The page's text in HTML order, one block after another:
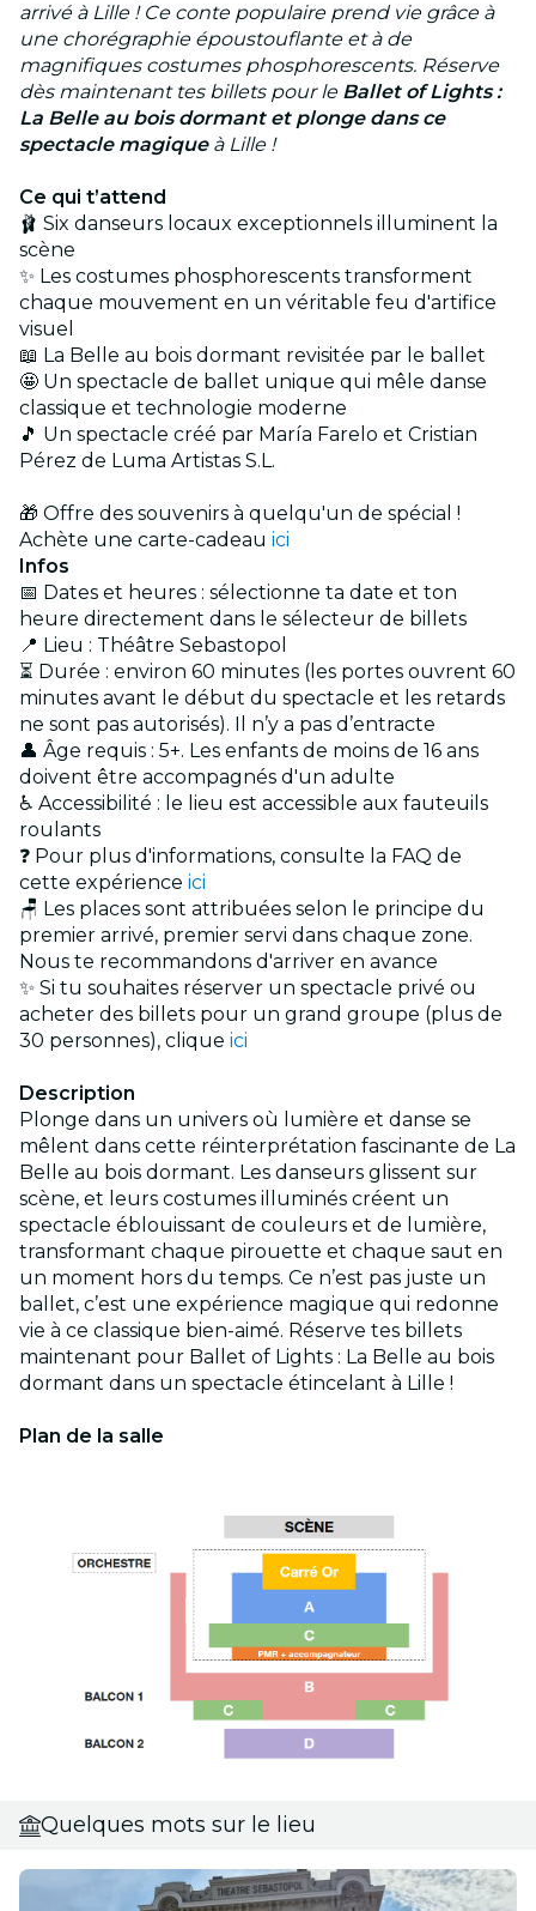
arrivé à Lille ! Ce conte populaire prend vie grâce à
une chorégraphie époustouflante et à de
magnifiques costumes phosphorescents. Réserve
dès maintenant tes billets pour le Ballet of Lights :
La Belle au bois dormant et plonge dans ce
spectacle magiqueà Lille !
Ce qui t’attend
🩰 Six danseurs locaux exceptionnels illuminent la
scène
✨ Les costumes phosphorescents transforment
chaque mouvement en un véritable feu d'artifice
visuel
📖 La Belle au bois dormant revisitée par le ballet
🤩 Un spectacle de ballet unique qui mêle danse
classique et technologie moderne
🎵 Un spectacle créé par María Farelo et Cristian
Pérez de Luma Artistas S.L.
🎁 Offre des souvenirs à quelqu'un de spécial !
Achète une carte-cadeau ici
Infos
📅 Dates et heures : sélectionne ta date et ton
heure directement dans le sélecteur de billets
📍 Lieu : Théâtre Sebastopol
⏳ Durée : environ 60 minutes (les portes ouvrent 60
minutes avant le début du spectacle et les retards
ne sont pas autorisés). Il n’y a pas d’entracte
👤 Âge requis : 5+. Les enfants de moins de 16 ans
doivent être accompagnés d'un adulte
♿ Accessibilité : le lieu est accessible aux fauteuils
roulants
❓ Pour plus d'informations, consulte la FAQ de
cette expérience ici
🪑 Les places sont attribuées selon le principe du
premier arrivé, premier servi dans chaque zone.
Nous te recommandons d'arriver en avance
✨ Si tu souhaites réserver un spectacle privé ou
acheter des billets pour un grand groupe (plus de
30 personnes), clique ici
Description
Plonge dans un univers où lumière et danse se
mêlent dans cette réinterprétation fascinante de La
Belle au bois dormant. Les danseurs glissent sur
scène, et leurs costumes illuminés créent un
spectacle éblouissant de couleurs et de lumière,
transformant chaque pirouette et chaque saut en
un moment hors du temps. Ce n’est pas juste un
ballet, c’est une expérience magique qui redonne
vie à ce classique bien-aimé. Réserve tes billets
maintenant pour Ballet of Lights : La Belle au bois
dormant dans un spectacle étincelant à Lille !
Plan de la salle
Quelques mots sur le lieu